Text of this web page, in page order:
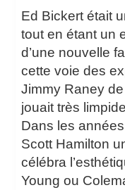
Ed Bickert était
tout en étant un
d’une nouvelle
cette voie des
Jimmy Raney
jouait très
Dans les
Scott Hamilton
célébra
Young ou